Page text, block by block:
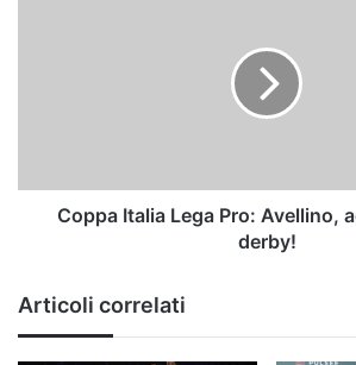
derby!
Coppa Italia Lega Pro: Avellino,
derby!
Articoli correlati